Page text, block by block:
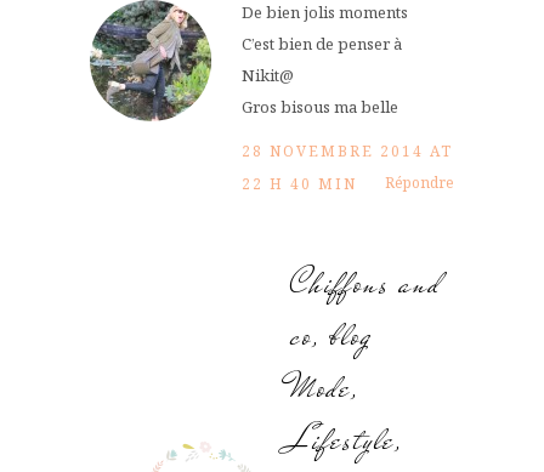
De bien jolis moments
C’est bien de penser à
Nikit@
Gros bisous ma belle
28 NOVEMBRE 2014 AT
22 H 40 MIN
Répondre
Chiffons and
co, blog
Mode,
Lifestyle,